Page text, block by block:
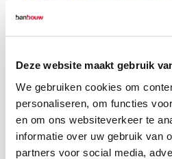
Deze website maakt gebruik
We gebruiken cookies om
personaliseren, om functies
en om ons websiteverkeer te
informatie over uw gebruik van
partners voor social media,